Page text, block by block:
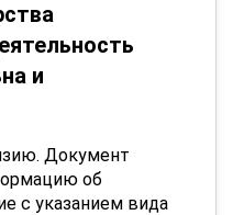
и
Документ
об
с указанием вида